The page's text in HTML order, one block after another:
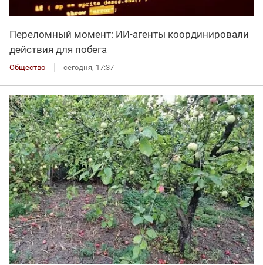
Переломный момент: ИИ-агенты координировали
действия для побега
Общество сегодня, 17:37